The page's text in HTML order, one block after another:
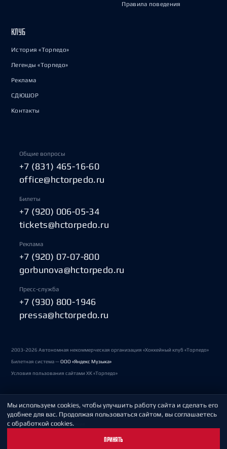
Правила поведения
КЛУБ
История «Торпедо»
Легенды «Торпедо»
Реклама
СДЮШОР
Контакты
Общие вопросы
+7 (831) 465-16-60
office@hctorpedo.ru
Билеты
+7 (920) 006-05-34
tickets@hctorpedo.ru
Реклама
+7 (920) 07-07-800
gorbunova@hctorpedo.ru
Пресс-служба
+7 (930) 800-1946
pressa@hctorpedo.ru
2003-2026 Автономная некоммерческая организация «Хоккейный клуб «Торпедо»
Билетная система —ООО «Яндекс Музыка»
Условия пользования сайтами ХК «Торпедо»
Политика обработки персональных данных
Пользовательское соглашение
Мы используем cookies, чтобы улучшить работу сайта и сделать его
удобнее для вас. Продолжая пользоваться сайтом, вы соглашаетесь
с обработкой cookies.
ПРИНЯТЬ